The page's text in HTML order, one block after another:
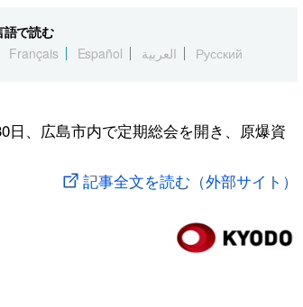
語で読む
Français Español العربية Русский
、広島市内で定期総会を開き、原爆資
記事全文を読む（外部サイト）